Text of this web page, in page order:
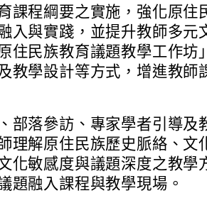
課程綱要之實施，強化原住
入與實踐，並提升教師多元
住民族教育議題教學工作坊
教學設計等方式，增進教師
部落參訪、專家學者引導及
理解原住民族歷史脈絡、文
化敏感度與議題深度之教學
題融入課程與教學現場。